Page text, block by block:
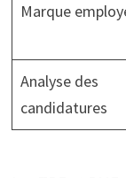
Marque
Analyse des
candidatures